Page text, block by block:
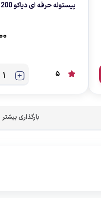
پیستوله حرفه ای دیاکو JT1200
5
بارگذاری بیشتر